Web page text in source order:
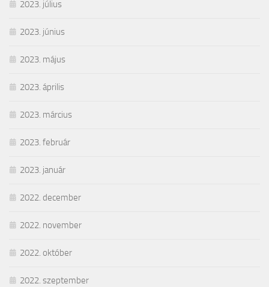
2023. július
2023. június
2023. május
2023. április
2023. március
2023. február
2023. január
2022. december
2022. november
2022. október
2022. szeptember